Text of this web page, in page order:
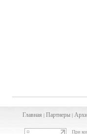
Главная |Партнеры |
При